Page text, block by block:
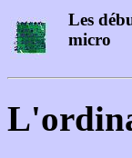
Les
micro